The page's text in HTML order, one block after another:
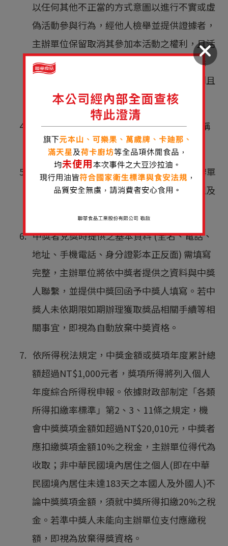
以任何其他不正當的方式意圖以進行不實或虛
偽活動參與行為，經他人檢舉並提供證據者，
主辦單位保留取消其參加本活動之權利，且活
動參加者因上述情形所獲得之活動資格及獎
項，主辦單位亦保有取消中獎者資格的權利且
不另行通知，並保留法律追訴權。
4. 參與本活動者，即視為同意公開LINE ID名稱
於排行榜上。
5. 參與本活動者，即視為同意相關個資由主辦單
位於抽獎活動內範圍內進行蒐集、電腦處理及
6. 中獎者兌獎時提供之基本資料 (全名、電話、
地址、手機電話、身分證影本正反面) 需填寫
完整，主辦單位將依中獎者提供之資料與中獎
人聯繫，並提供中獎回函予中獎人填寫。若中
獎人未依期限如期辦理獲取獎品相關手續等相
關事宜，即視為自動放棄中奬資格。
7. 依所得稅法規定，中獎金額或獎項年度累計總
額超過NT$1,000元者，獎項所得將列入個人
年度綜合所得稅申報。依據財政部制定「各類
所得扣繳率標準」第2、3、11條之規定，機
會中獎獎項金額如超過NT$20,010元，中獎者
應扣繳獎項金額10%之稅金，主辦單位得代為
收取；非中華民國境內居住之個人(即在中華
民國境內居住未達183天之本國人及外國人)不
論中獎獎項金額，須就中獎所得扣繳20%之稅
金。若準中獎人未能向主辦單位支付應繳稅
額，即視為放棄得獎資格。